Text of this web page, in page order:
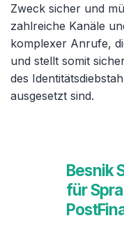
Zweck sicher und
zahlreiche Kanäle
komplexer Anrufe,
und stellt somit
des
ausgesetzt sind.
Besnik
für